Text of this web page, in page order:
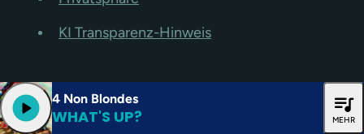
KI Transparenz-Hinweis
4 Non Blondes
WHAT'S UP?
play_arrow queue_music